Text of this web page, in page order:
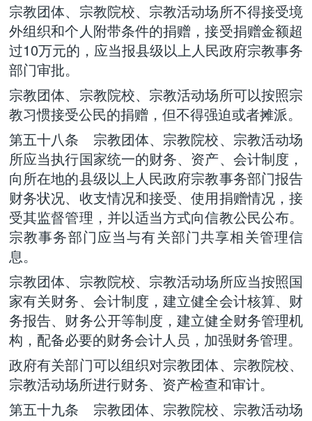
宗教团体、宗教院校、宗教活动场所不得接受境
外组织和个人附带条件的捐赠，接受捐赠金额超
过10万元的，应当报县级以上人民政府宗教事务
部门审批。
宗教团体、宗教院校、宗教活动场所可以按照宗
教习惯接受公民的捐赠，但不得强迫或者摊派。
第五十八条 宗教团体、宗教院校、宗教活动场
所应当执行国家统一的财务、资产、会计制度，
向所在地的县级以上人民政府宗教事务部门报告
财务状况、收支情况和接受、使用捐赠情况，接
受其监督管理，并以适当方式向信教公民公布。
宗教事务部门应当与有关部门共享相关管理信
息。
宗教团体、宗教院校、宗教活动场所应当按照国
家有关财务、会计制度，建立健全会计核算、财
务报告、财务公开等制度，建立健全财务管理机
构，配备必要的财务会计人员，加强财务管理。
政府有关部门可以组织对宗教团体、宗教院校、
宗教活动场所进行财务、资产检查和审计。
第五十九条 宗教团体、宗教院校、宗教活动场